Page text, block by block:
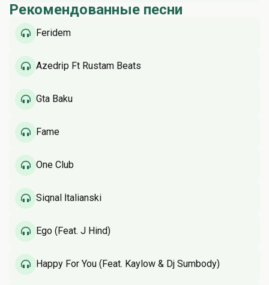
Рекомендованные песни
Feridem
Azedri̇p Ft Rustam Beats
Gta Baku
Fame
One Club
Siqnal İtalianski
Ego (Feat. J Hind)
Happy For You (Feat. Kaylow & Dj Sumbody)